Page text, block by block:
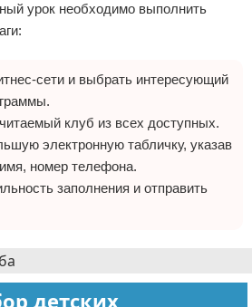
урок необходимо выполнить
сети и выбрать интересующий
клуб из всех доступных.
электронную табличку, указав
номер телефона.
заполнения и отправить
детских